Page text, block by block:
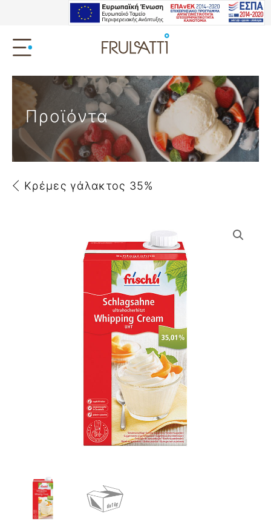
Προϊόντα
Κρέμες γάλακτος 35%